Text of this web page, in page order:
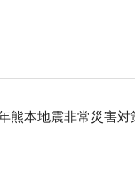
熊本地震非常災害対